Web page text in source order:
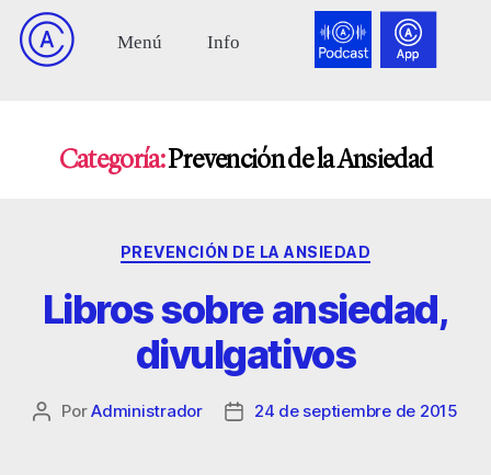
Categoría:Prevención de la Ansiedad
PREVENCIÓN DE LA ANSIEDAD
Libros sobre ansiedad,
divulgativos
PorAdministrador 24 de septiembre de 2015